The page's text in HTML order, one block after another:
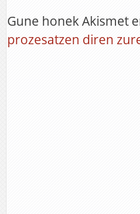
Gune honek Akismet
prozesatzen diren